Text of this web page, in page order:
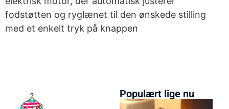
fodstøtten og ryglænet til den ønskede stilling
med et enkelt tryk på knappen
Populært lige nu